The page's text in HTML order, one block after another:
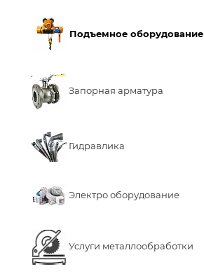
Подъемное оборудование
Запорная арматура
Гидравлика
Электро оборудование
Услуги металлообработки